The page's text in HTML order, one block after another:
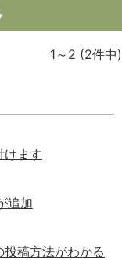
1～2 (2件中)
けます
追加
投稿方法がわかる